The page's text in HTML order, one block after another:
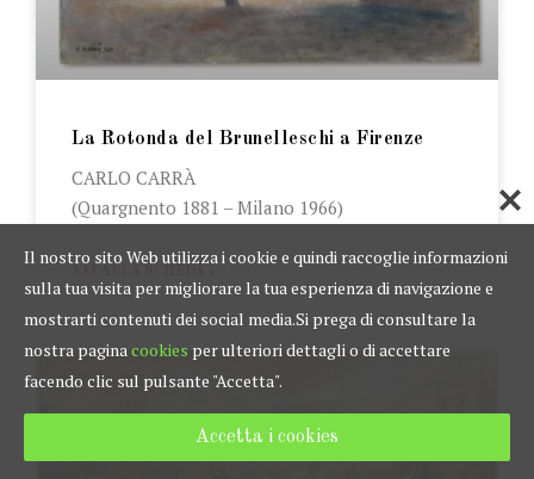
La Rotonda del Brunelleschi a Firenze
CARLO CARRÀ
(Quargnento 1881 – Milano 1966)
Il nostro sito Web utilizza i cookie e quindi raccoglie informazioni
sulla tua visita per migliorare la tua esperienza di navigazione e
mostrarti contenuti dei social media.Si prega di consultare la
nostra paginacookies per ulteriori dettagli o di accettare
facendo clic sul pulsante "Accetta".
Accetta i cookies